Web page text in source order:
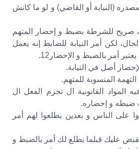
(النيابة أو القاضي) و لو ما كانش
صريح للشرطة بضبط و إحضار المتهم
لكن أمر النيابة للضابط إنه يعمل
أمر بالضبط و الإحضار12.
أصل في النيابة.
المنسوبة للمتهم.
المواد القانونية ال تجرم الفعل ال
ضبطه و إحضاره.
على الناس و بعدين يطلعوا لهم أمر
عليك قبلما يطلع لك أمر بالضبط و